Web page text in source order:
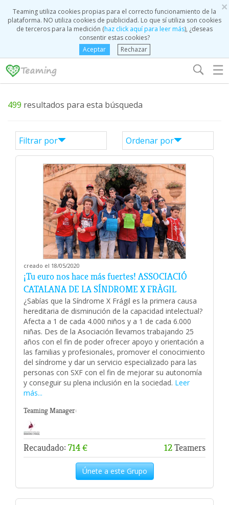
×
Teaming utiliza cookies propias para el correcto funcionamiento de la
plataforma. NO utiliza cookies de publicidad. Lo que sí utiliza son cookies
de terceros para la medición (haz click aquí para leer más), ¿deseas
consentir estas cookies?
Aceptar
Rechazar
☰
499 resultados para esta búsqueda
Filtrar por Ordenar por
creado el 18/05/2020
¡Tu euro nos hace más fuertes! ASSOCIACIÓ
CATALANA DE LA SÍNDROME X FRÀGIL
¿Sabías que la Síndrome X Frágil es la primera causa
hereditaria de disminución de la capacidad intelectual?
Afecta a 1 de cada 4.000 niños y a 1 de cada 6.000
niñas. Des de la Asociación llevamos trabajando 25
años con el fin de poder ofrecer apoyo y orientación a
las familias y profesionales, promover el conocimiento
del síndrome y dar un servicio especializado para las
personas con SXF con el fin de mejorar su autonomía
y conseguir su plena inclusión en la sociedad. Leer
más...
Teaming Manager:
Recaudado: 714 € 12Teamers
Únete a este Grupo